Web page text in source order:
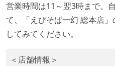
営業時間は11～翌3時まで。
て、「えびそば一幻 総本店
してみてください。
＜店舗情報＞